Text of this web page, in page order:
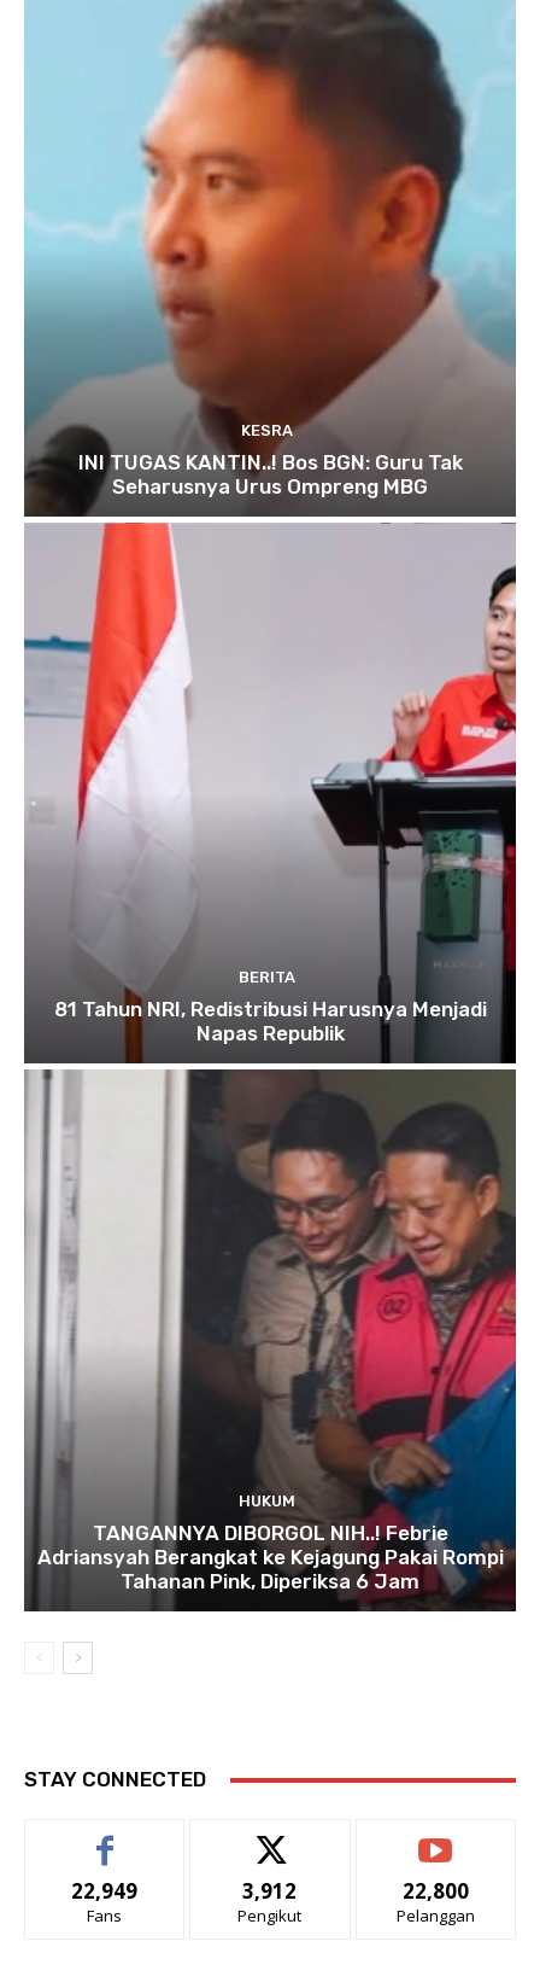
KESRA
INI TUGAS KANTIN..! Bos BGN: Guru Tak
Seharusnya Urus Ompreng MBG
BERITA
81 Tahun NRI, Redistribusi Harusnya Menjadi
Napas Republik
HUKUM
TANGANNYA DIBORGOL NIH..! Febrie
Adriansyah Berangkat ke Kejagung Pakai Rompi
Tahanan Pink, Diperiksa 6 Jam
STAY CONNECTED
22,949
Fans
3,912
Pengikut
22,800
Pelanggan